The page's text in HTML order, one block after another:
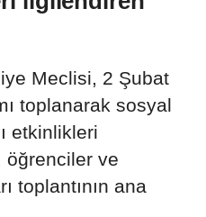
Meclisi, 2 Şubat
toplanarak sosyal
etkinlikleri
öğrenciler ve
toplantının ana